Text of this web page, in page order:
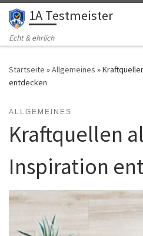
Zum Inhalt springen
1A Testmeister
Echt & ehrlich
Startseite »Allgemeines »
entdecken
ALLGEMEINES
Kraftquellen
Inspiration